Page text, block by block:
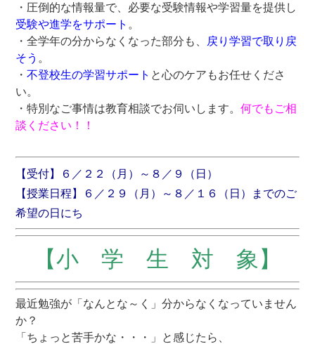
・圧倒的な情報量で、必要な受験情報や学習量を提供し
受験や進学をサポート 。
・全学年の分からなくなった部分も、 戻り学習で取り戻
そう 。
・不登校生の学習サポート と心のケアもお任せくださ
い。
・特別なご事情は教育相談でお伺いします。何でもご相
談ください！！
【受付】６／２２（月）～８／９（日）
【授業日程】６／２９（月）～８／１６（日）までのご
希望の日にち
【小 学 生 対 象】
最近勉強が「なんとな～く」分からなくなっていません
か？
「ちょっと苦手かな・・・」と感じたら、